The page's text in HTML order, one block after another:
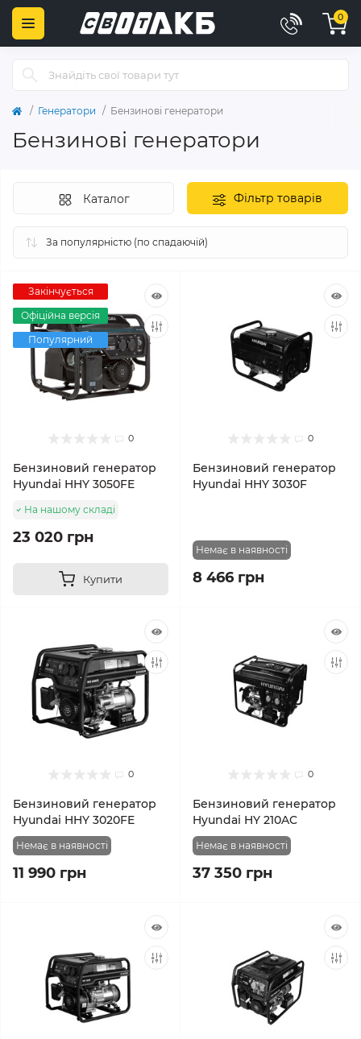
0
Генератори Бензинові генератори
Бензинові генератори
Фільтр товарів
Каталог
Закінчується
Офіційна версія
Популярний
0
Бензиновий генератор
Hyundai HHY 3050FE
На нашому складі
23 020 грн
Купити
0
Бензиновий генератор
Hyundai HHY 3030F
Немає в наявності
8 466 грн
0
Бензиновий генератор
Hyundai HHY 3020FE
Немає в наявності
11 990 грн
0
Бензиновий генератор
Hyundai HY 210AC
Немає в наявності
37 350 грн